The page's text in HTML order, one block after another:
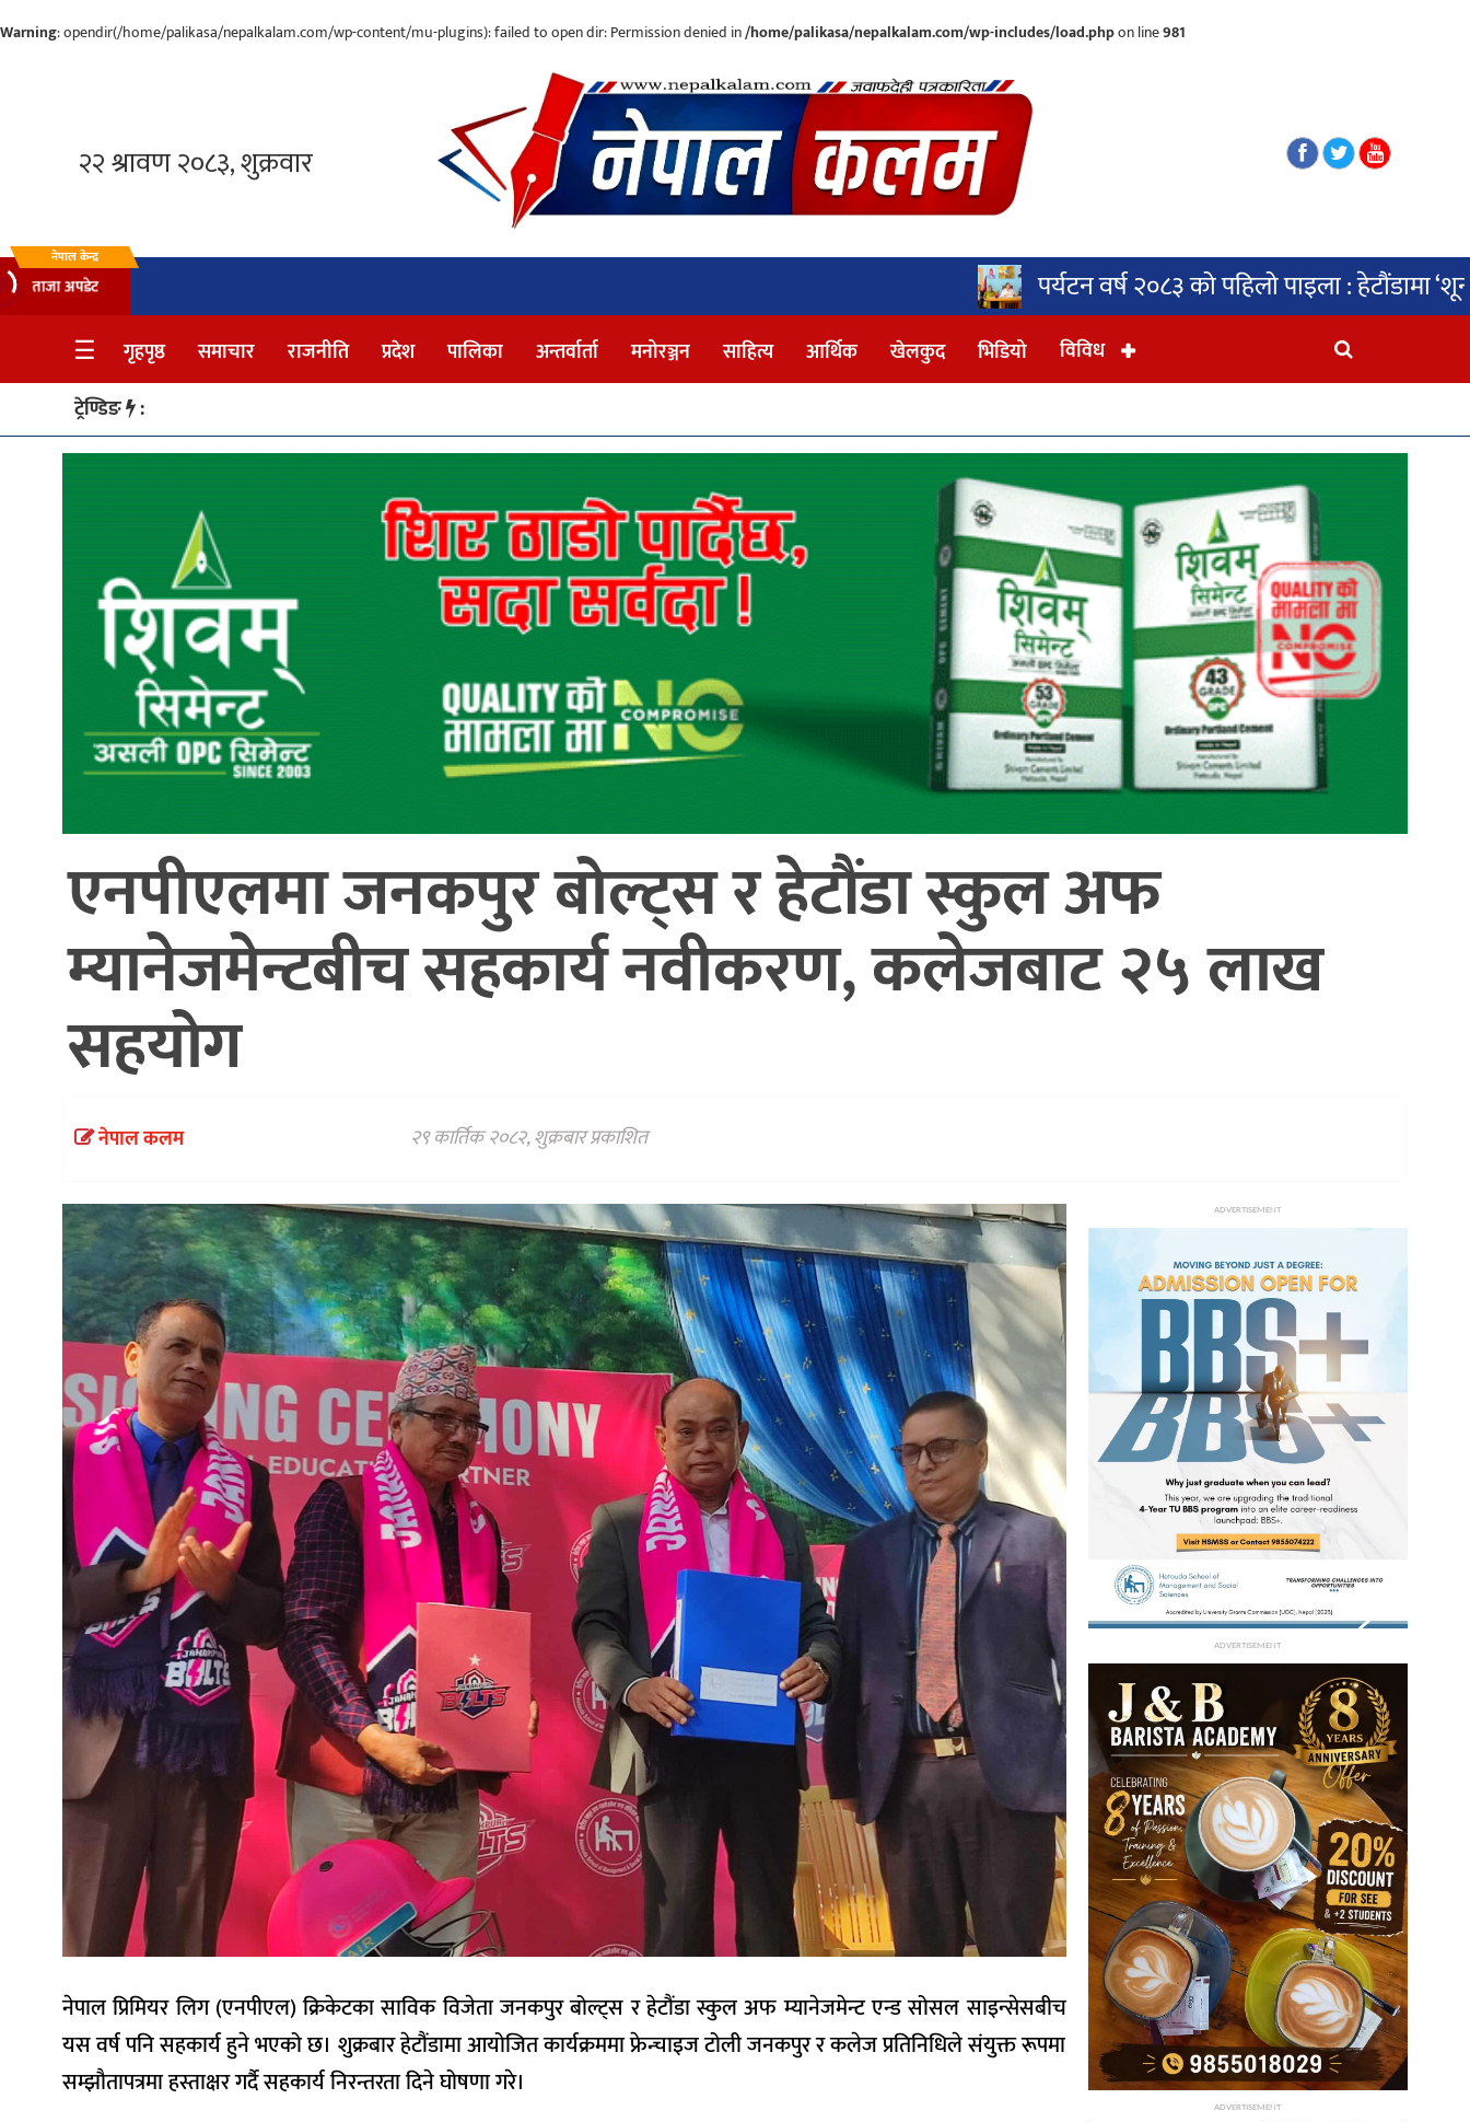
Warning: opendir(/home/palikasa/nepalkalam.com/wp-content/mu-plugins): failed to open dir: Permission denied in/home/palikasa/nepalkalam.com/wp-includes/load.phpon line981
समाचार
प्रदेश
अन्तर्वार्ता
मनोरञ्जन
साहित्य
नेपाल केन्द्र
ताजा अपडेट पर्यटन वर्ष २०८३ को पहिलो पाइला : हेटौंडामा ‘शून्य फोहोर’
☰ गृहपृष्ठ समाचार राजनीति प्रदेश पालिका अन्तर्वार्ता मनोरञ्जन साहित्य आर्थिक खेलकुद भिडियो
विविध
ट्रेण्डिङ :
एनपीएलमा जनकपुर बोल्ट्स र हेटौंडा स्कुल अफ
म्यानेजमेन्टबीच सहकार्य नवीकरण, कलेजबाट २५ लाख
सहयोग
नेपाल कलम २९ कार्तिक २०८२, शुक्रबार प्रकाशित
नेपाल प्रिमियर लिग (एनपीएल) क्रिकेटका साविक विजेता जनकपुर बोल्ट्स र हेटौंडा स्कुल अफ म्यानेजमेन्ट एन्ड सोसल साइन्सेसबीच
यस वर्ष पनि सहकार्य हुने भएको छ। शुक्रबार हेटौंडामा आयोजित कार्यक्रममा फ्रेन्चाइज टोली जनकपुर र कलेज प्रतिनिधिले संयुक्त रूपमा
सम्झौतापत्रमा हस्ताक्षर गर्दै सहकार्य निरन्तरता दिने घोषणा गरे।
ADVERTISEMENT
ADVERTISEMENT
ADVERTISEMENT